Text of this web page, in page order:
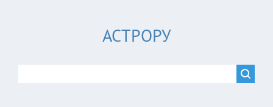
АСТРОРУ